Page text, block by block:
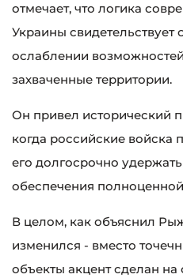
отмечает, что логика
Украины свидетельствует
ослаблении
захваченные территории.
Он привел исторический
когда российские войска
его долгосрочно
обеспечения
В целом, как объяснил
изменился - вместо
объекты акцент сделан